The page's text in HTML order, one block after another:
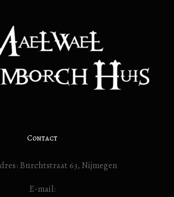
Contact
Burchtstraat 63, Nijmegen
E-mail: